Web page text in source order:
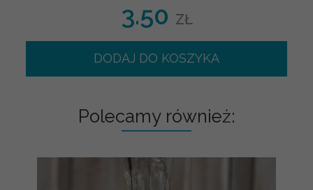
3.50 ZŁ
DODAJ DO KOSZYKA
Polecamy również: